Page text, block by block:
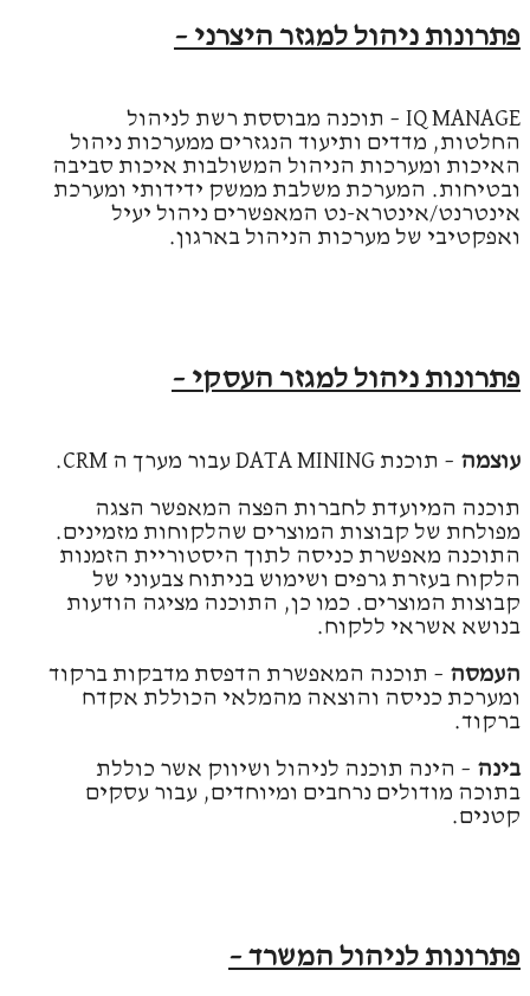
פתרונות ניהול למגזר היצרני –
IQ MANAGE – תוכנה מבוססת רשת לניהול
החלטות, מדדים ותיעוד הנגזרים ממערכות ניהול
האיכות ומערכות הניהול המשולבות איכות סביבה
ובטיחות. המערכת משלבת ממשק ידידותי ומערכת
אינטרנט/אינטרא-נט המאפשרים ניהול יעיל
ואפקטיבי של מערכות הניהול בארגון.
פתרונות ניהול למגזר העסקי –
עוצמה – תוכנת DATA MINING עבור מערך ה CRM.
תוכנה המיועדת לחברות הפצה המאפשר הצגה
מפולחת של קבוצות המוצרים שהלקוחות מזמינים.
התוכנה מאפשרת כניסה לתוך היסטוריית הזמנות
הלקוח בעזרת גרפים ושימוש בניתוח צבעוני של
קבוצות המוצרים. כמו כן, התוכנה מציגה הודעות
בנושא אשראי ללקוח.
העמסה – תוכנה המאפשרת הדפסת מדבקות ברקוד
ומערכת כניסה והוצאה מהמלאי הכוללת אקדח
ברקוד.
בינה – הינה תוכנה לניהול ושיווק אשר כוללת
בתוכה מודולים נרחבים ומיוחדים, עבור עסקים
קטנים.
פתרונות לניהול המשרד –